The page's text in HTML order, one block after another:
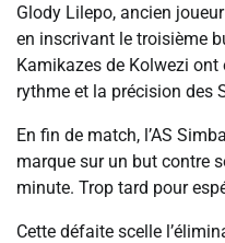
Glody Lilepo, ancien
en inscrivant le troisième
Kamikazes de Kolwezi
rythme et la précision des
En fin de match, l’AS
marque sur un but contre
minute. Trop tard pour
Cette défaite scelle